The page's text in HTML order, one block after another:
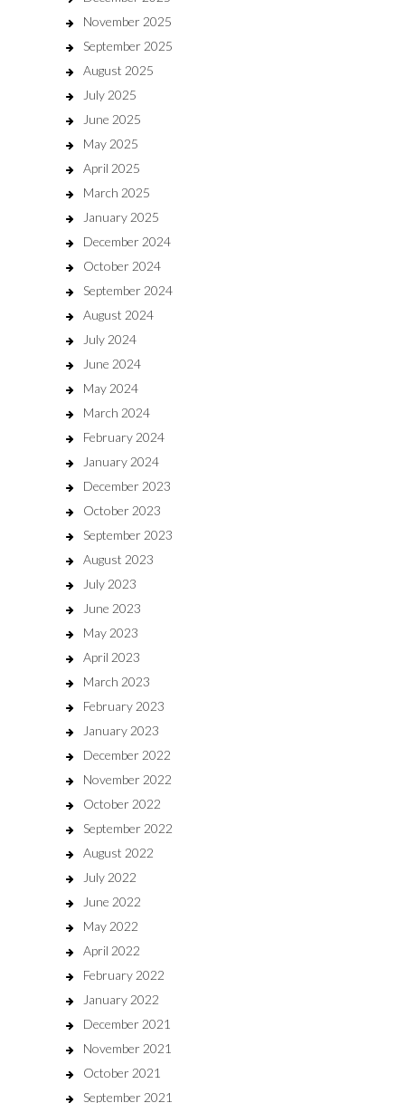
November 2025
September 2025
August 2025
July 2025
June 2025
May 2025
April 2025
March 2025
January 2025
December 2024
October 2024
September 2024
August 2024
July 2024
June 2024
May 2024
March 2024
February 2024
January 2024
December 2023
October 2023
September 2023
August 2023
July 2023
June 2023
May 2023
April 2023
March 2023
February 2023
January 2023
December 2022
November 2022
October 2022
September 2022
August 2022
July 2022
June 2022
May 2022
April 2022
February 2022
January 2022
December 2021
November 2021
October 2021
September 2021